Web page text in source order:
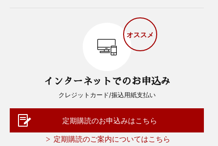
オススメ
インターネットでのお申込み
クレジットカード/振込用紙支払い
定期購読のお申込みはこちら
定期購読のご案内についてはこちら